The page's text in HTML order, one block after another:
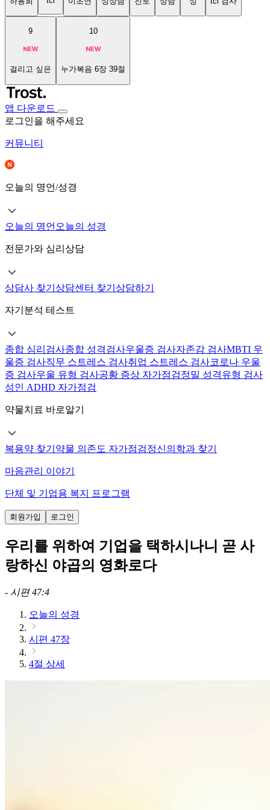
9
걸리고 싶은
10
누가복음 6장 39절
앱 다운로드
로그인을 해주세요
커뮤니티
오늘의 명언/성경
오늘의 명언 오늘의 성경
전문가와 심리상담
상담사 찾기 상담센터 찾기 상담하기
자기분석 테스트
종합 심리검사종합 성격검사우울증 검사자존감 검사MBTI 우
울증 검사직무 스트레스 검사취업 스트레스 검사코로나 우울
증 검사우울 유형 검사공황 증상 자가점검정밀 성격유형 검사
성인 ADHD 자가점검
약물치료 바로알기
복용약 찾기 약물 의존도 자가점검정신의학과 찾기
마음관리 이야기
단체 및 기업용 복지 프로그램
회원가입 로그인
우리를 위하여 기업을 택하시나니 곧 사
랑하신 야곱의 영화로다
- 시편 47:4
오늘의 성경
시편 47장
4절 상세